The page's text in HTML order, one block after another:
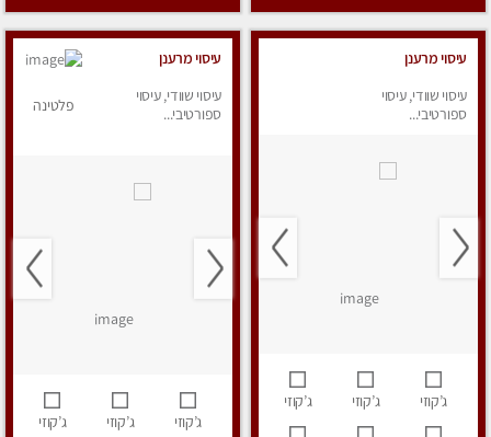
עיסוי מרענן
עיסוי שוודי, עיסוי
ספורטיבי...
ג’קוזי ג’קוזי ג’קוזי
עיסוי מרענן
עיסוי שוודי, עיסוי
ספורטיבי...
פלטינה
ג’קוזי ג’קוזי ג’קוזי